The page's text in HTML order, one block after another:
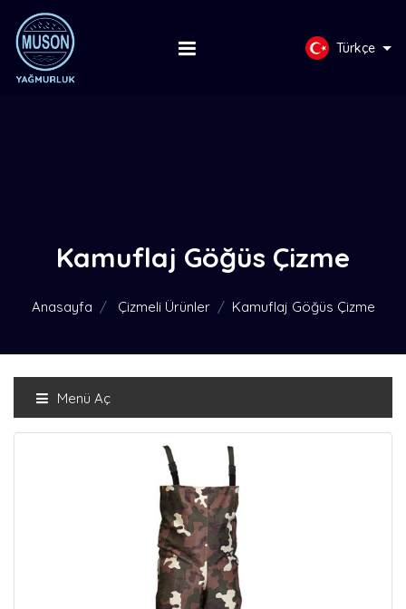
Türkçe
Kamuflaj Göğüs Çizme
Anasayfa Çizmeli Ürünler Kamuflaj Göğüs Çizme
Menü Aç